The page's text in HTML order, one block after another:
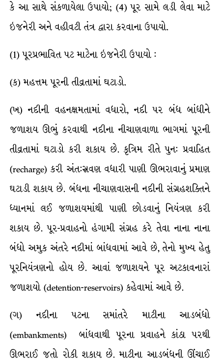
કે આ સાથે સંકળાયેલા ઉપાયો; (4) પૂર સામે લડી લેવા માટે
ઇજનેરી અને વહીવટી તંત્ર દ્વારા કરવાના ઉપાયો.
(1) પૂરપ્રભાવિત પટ માટેના ઇજનેરી ઉપાયો :
(ક) મહત્તમ પૂરની તીવ્રતામાં ઘટાડો.
(ખ) નદીની વહનક્ષમતામાં વધારો, નદી પર બંધ બાંધીને
જળાશય ઊભું કરવાથી નદીના નીચાણવાળા ભાગમાં પૂરની
તીવ્રતામાં ઘટાડો કરી શકાય છે. કૃત્રિમ રીતે પુન: પ્રવાહિત
(recharge) કરી અંત:સ્રવણ વધારી પાણી ઊભરાવાનું પ્રમાણ
ઘટાડી શકાય છે. બંધના નીચાણવાસની નદીની સંગ્રહશક્તિને
ધ્યાનમાં લઈ જળાશયમાંથી પાણી છોડવાનું નિયંત્રણ કરી
શકાય છે. પૂર-પ્રવાહનો હંગામી સંગ્રહ કરે તેવા નાના નાના
બંધો અમુક અંતરે નદીમાં બાંધવામાં આવે છે, તેનો મુખ્ય હેતુ
પૂરનિયંત્રણનો હોય છે. આવાં જળાશયને પૂર અટકાવનારાં
જળાશયો (detention-reservoirs) કહેવામાં આવે છે.
(ગ) નદીના પટના સમાંતરે માટીના આડબંધો
(embankments) બાંધવાથી પૂરના પ્રવાહને કાંઠા પરથી
ઊભરાઈ જતો રોકી શકાય છે. માટીના આડબંધની ઊંચાઈ